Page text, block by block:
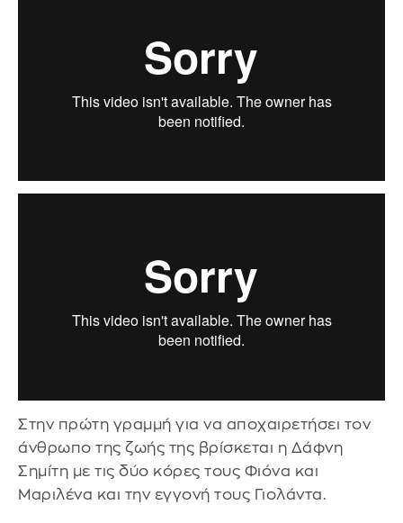
Στην πρώτη γραμμή για να αποχαιρετήσει τον
άνθρωπο της ζωής της βρίσκεται η Δάφνη
Σημίτη με τις δύο κόρες τους Φιόνα και
Μαριλένα και την εγγονή τους Γιολάντα.